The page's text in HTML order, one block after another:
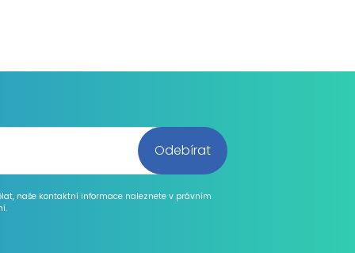
naše kontaktní informace naleznete v právním